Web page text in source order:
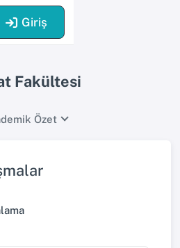
Giriş
Fakültesi
Özet